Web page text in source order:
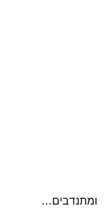
ומתנדבים…